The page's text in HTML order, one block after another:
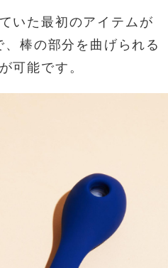
いた最初のアイテムが
棒の部分を曲げられる
可能です。